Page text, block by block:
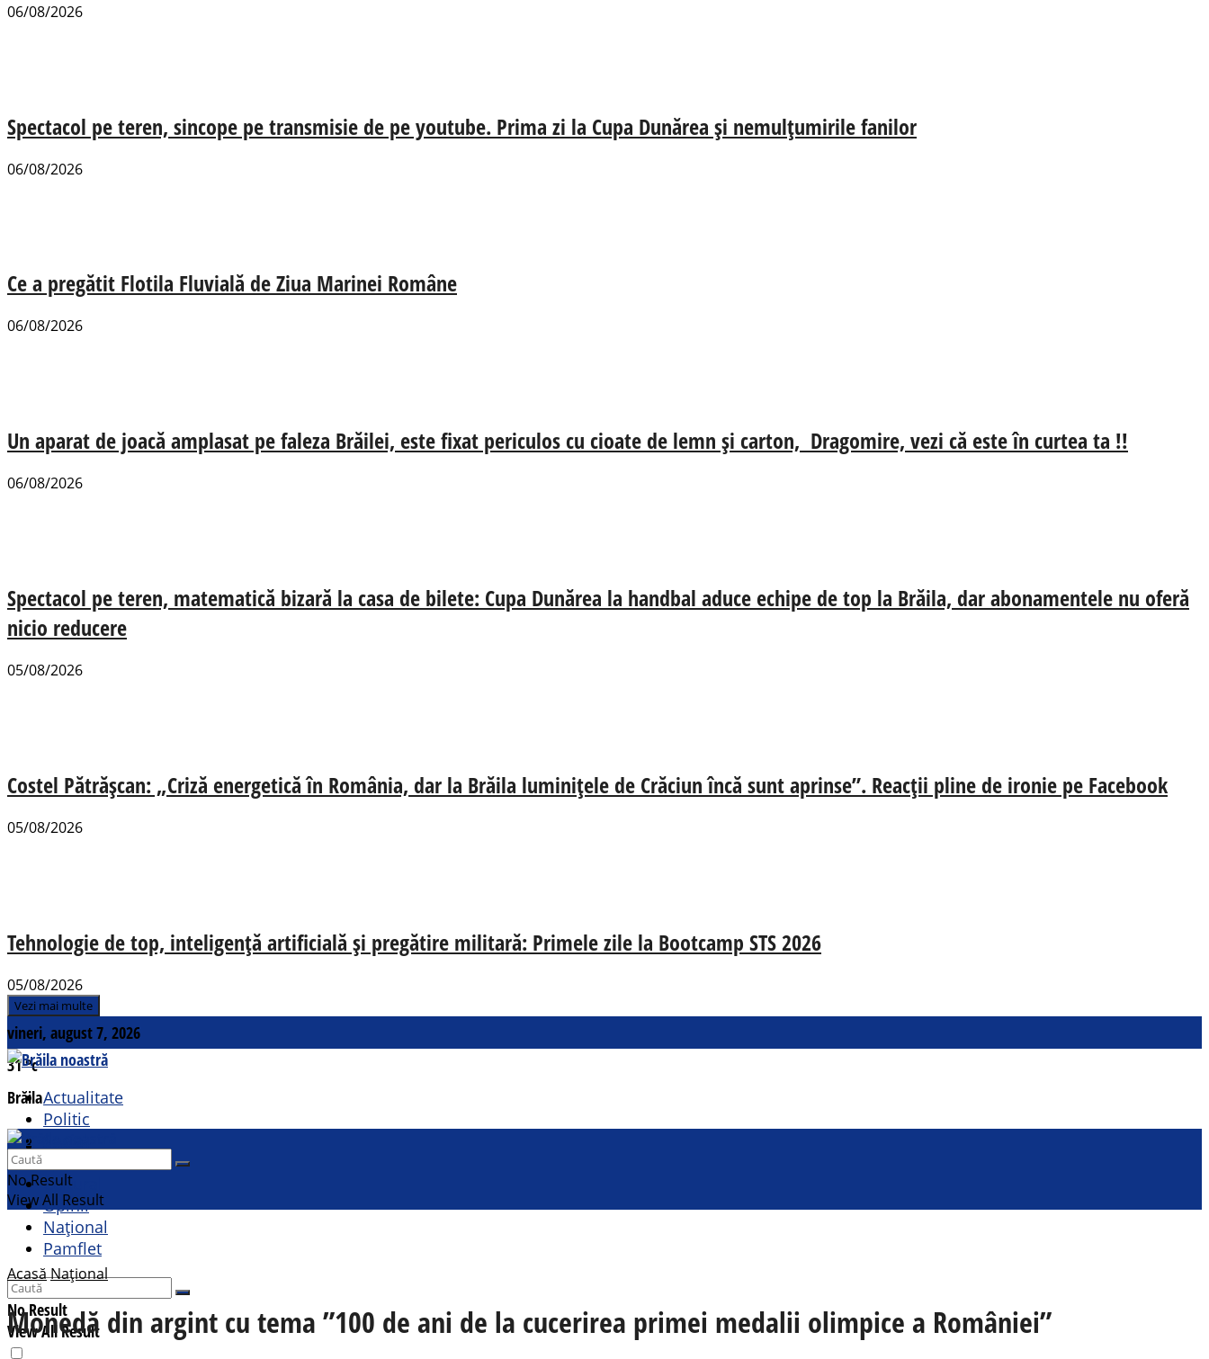
06/08/2026
Spectacol pe teren, sincope pe transmisie de pe youtube. Prima zi la Cupa Dunărea și nemulțumirile fanilor
06/08/2026
Ce a pregătit Flotila Fluvială de Ziua Marinei Române
06/08/2026
Un aparat de joacă amplasat pe faleza Brăilei, este fixat periculos cu cioate de lemn și carton, Dragomire, vezi că este în curtea ta !!
06/08/2026
Spectacol pe teren, matematică bizară la casa de bilete: Cupa Dunărea la handbal aduce echipe de top la Brăila, dar abonamentele nu oferă
nicio reducere
05/08/2026
Costel Pătrășcan: „Criză energetică în România, dar la Brăila luminițele de Crăciun încă sunt aprinse”. Reacții pline de ironie pe Facebook
05/08/2026
Tehnologie de top, inteligență artificială și pregătire militară: Primele zile la Bootcamp STS 2026
05/08/2026
Vezi mai multe
vineri, august 7, 2026
31°c
Brăila
Contact
Actualitate
Politic
Cultural
Opinii
Național
Pamflet
No Result
View All Result
No Result
View All Result
AcasăNațional
Monedă din argint cu tema ”100 de ani de la cucerirea primei medalii olimpice a României”